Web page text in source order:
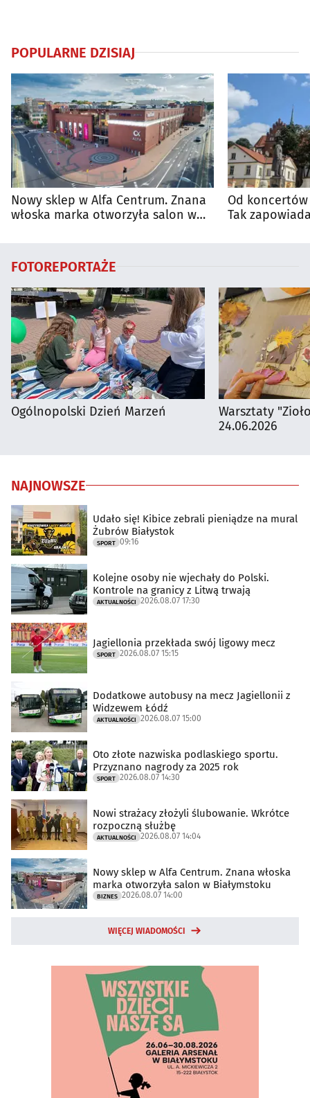
POPULARNE DZISIAJ
Nowy sklep w Alfa Centrum. Znana
włoska marka otworzyła salon w
Od
Tak
FOTOREPORTAŻE
Ogólnopolski Dzień Marzeń
Warsztaty
24.06.2026
NAJNOWSZE
Udało się! Kibice zebrali pieniądze na mural
Żubrów Białystok
SPORT 09:16
Kolejne osoby nie wjechały do Polski.
Kontrole na granicy z Litwą trwają
AKTUALNOŚCI 2026.08.07 17:30
Jagiellonia przekłada swój ligowy mecz
SPORT 2026.08.07 15:15
Dodatkowe autobusy na mecz Jagiellonii z
Widzewem Łódź
AKTUALNOŚCI 2026.08.07 15:00
Oto złote nazwiska podlaskiego sportu.
Przyznano nagrody za 2025 rok
SPORT 2026.08.07 14:30
Nowi strażacy złożyli ślubowanie. Wkrótce
rozpoczną służbę
AKTUALNOŚCI 2026.08.07 14:04
Nowy sklep w Alfa Centrum. Znana włoska
marka otworzyła salon w Białymstoku
BIZNES 2026.08.07 14:00
WIĘCEJ WIADOMOŚCI